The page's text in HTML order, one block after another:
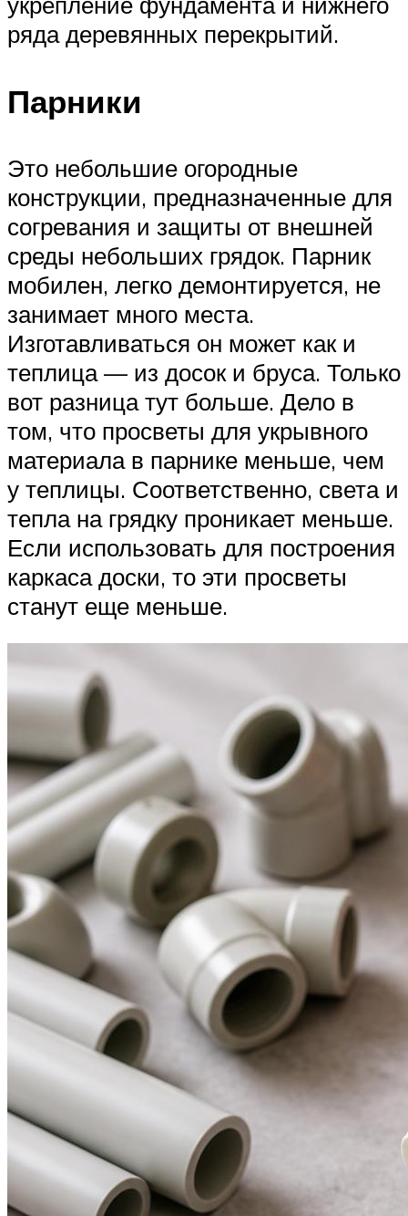
ряда деревянных перекрытий.
Парники
Это небольшие огородные
конструкции, предназначенные для
согревания и защиты от внешней
среды небольших грядок. Парник
мобилен, легко демонтируется, не
занимает много места.
Изготавливаться он может как и
теплица — из досок и бруса. Только
вот разница тут больше. Дело в
том, что просветы для укрывного
материала в парнике меньше, чем
у теплицы. Соответственно, света и
тепла на грядку проникает меньше.
Если использовать для построения
каркаса доски, то эти просветы
станут еще меньше.